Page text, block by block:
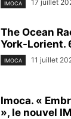
IMOCA 17 juillet
The Ocean
York-Lorient.
IMOCA 11 juillet
Imoca. «
», le nouvel